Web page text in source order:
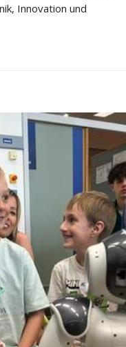
Innovation und